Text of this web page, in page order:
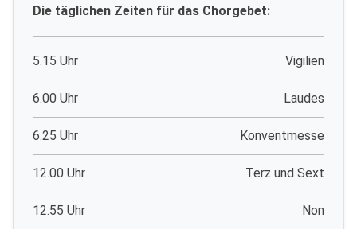
Die täglichen Zeiten für das Chorgebet:
5.15 Uhr Vigilien
6.00 Uhr Laudes
6.25 Uhr Konventmesse
12.00 Uhr Terz und Sext
12.55 Uhr Non